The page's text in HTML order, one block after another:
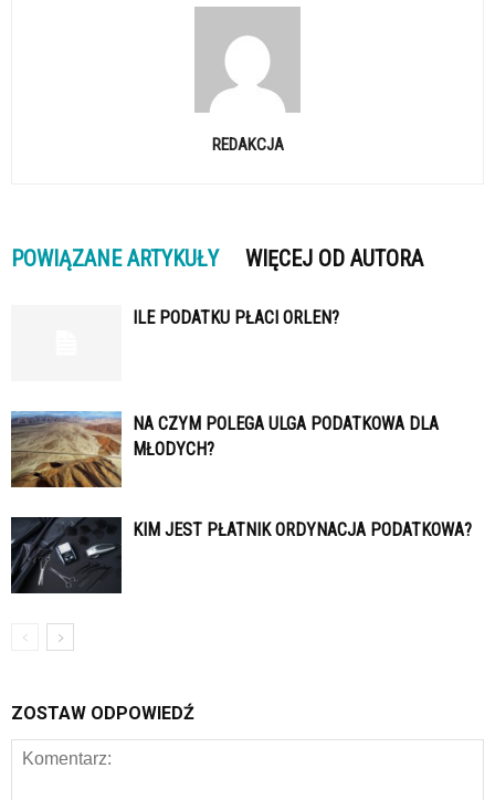
REDAKCJA
POWIĄZANE ARTYKUŁY WIĘCEJ OD AUTORA
ILE PODATKU PŁACI ORLEN?
NA CZYM POLEGA ULGA PODATKOWA DLA
MŁODYCH?
KIM JEST PŁATNIK ORDYNACJA PODATKOWA?
ZOSTAW ODPOWIEDŹ